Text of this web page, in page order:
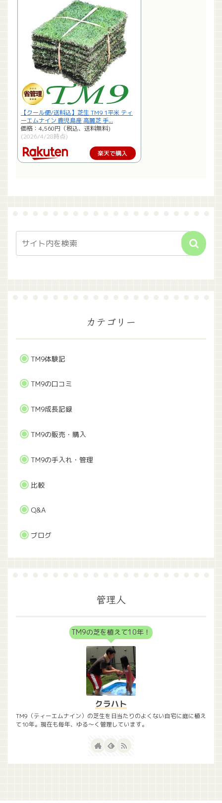
【クール便/送料込】芝生 TM9 1平米 ティ
ーエムナイン 鹿児島産 高麗芝 手...
価格：4,560円（税込、送料無料)
(2026/4/28時点)
楽天で購入
カテゴリー
TM9体験記
TM9の口コミ
TM9成長記録
TM9の販売・購入
TM9の手入れ・管理
比較
Q&A
ブログ
管理人
TM9の芝を植えて10年！
クラハト
TM9（ティーエムナイン）の芝生を日当たりのよくない自宅に庭に植え
て10年。現在も毎年、ゆる〜く管理しています。